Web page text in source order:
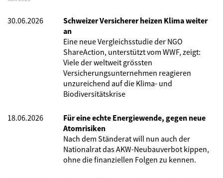
30.06.2026
Schweizer Versicherer heizen Klima weiter
an
Eine neue Vergleichsstudie der NGO
ShareAction, unterstützt vom WWF, zeigt:
Viele der weltweit grössten
Versicherungsunternehmen reagieren
unzureichend auf die Klima- und
Biodiversitätskrise
18.06.2026
Für eine echte Energiewende, gegen neue
Atomrisiken
Nach dem Ständerat will nun auch der
Nationalrat das AKW-Neubauverbot kippen,
ohne die finanziellen Folgen zu kennen.